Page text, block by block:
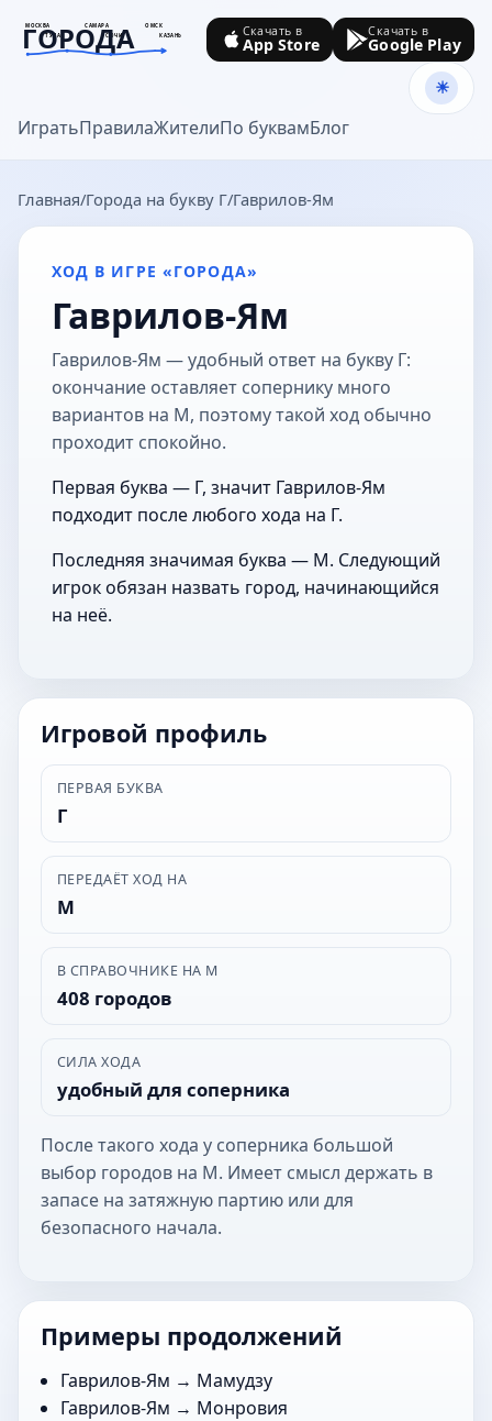
МОСКВА САМАРА
ОМСК
ТУЛА
СОЧИ КАЗАНЬ
ГОРОДА
goroda-na.ru
ИгратьПравилаЖителиПо буквамБлог
Скачать в
App Store
Скачать в
Google Play
Главная Города на букву Г Гаврилов-Ям
ХОД В ИГРЕ «ГОРОДА»
Гаврилов-Ям
Гаврилов-Ям — удобный ответ на букву Г:
окончание оставляет сопернику много
вариантов на М, поэтому такой ход обычно
проходит спокойно.
Первая буква — Г, значит Гаврилов-Ям
подходит после любого хода на Г.
Последняя значимая буква — М. Следующий
игрок обязан назвать город, начинающийся
на неё.
Игровой профиль
ПЕРВАЯ БУКВА
Г
ПЕРЕДАЁТ ХОД НА
М
В СПРАВОЧНИКЕ НА М
408 городов
СИЛА ХОДА
удобный для соперника
После такого хода у соперника большой
выбор городов на М. Имеет смысл держать в
запасе на затяжную партию или для
безопасного начала.
Примеры продолжений
Гаврилов-Ям → Мамудзу
Гаврилов-Ям → Монровия